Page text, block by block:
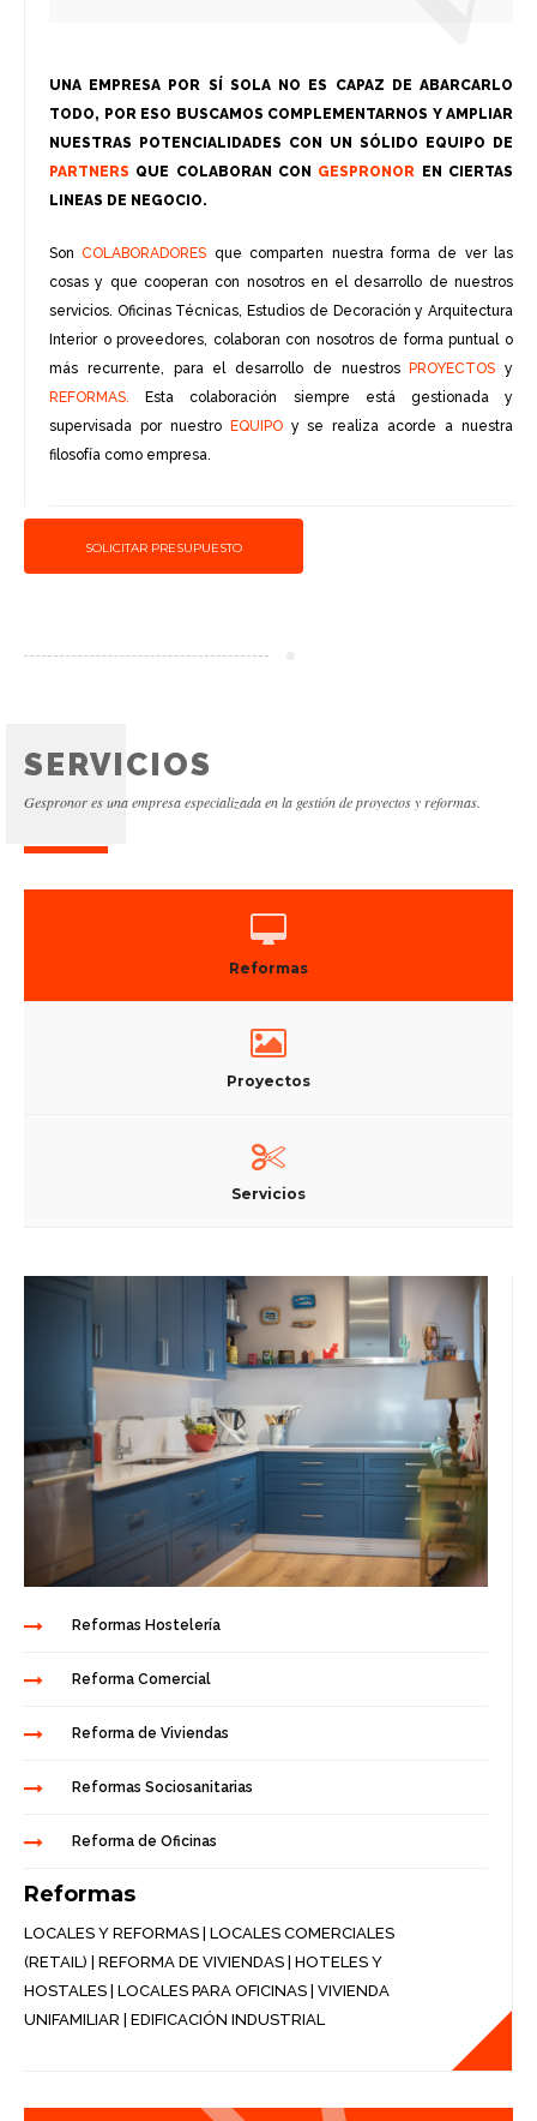
UNA EMPRESA POR SÍ SOLA NO ES CAPAZ DE ABARCARLO
TODO, POR ESO BUSCAMOS COMPLEMENTARNOS Y AMPLIAR
NUESTRAS POTENCIALIDADES CON UN SÓLIDO EQUIPO DE
PARTNERS QUE COLABORAN CON GESPRONOR EN CIERTAS
LINEAS DE NEGOCIO.
SonCOLABORADORES que comparten nuestra forma de ver las
cosas y que cooperan con nosotros en el desarrollo de nuestros
servicios. Oficinas Técnicas, Estudios de Decoración y Arquitectura
Interior o proveedores, colaboran con nosotros de forma puntual o
más recurrente, para el desarrollo de nuestros
PROYECTOS y
REFORMAS. Esta colaboración siempre está gestionada y
supervisada por nuestro
EQUIPOy se realiza acorde a nuestra
filosofía como empresa.
SOLICITAR PRESUPUESTO
SERVICIOS
Gespronor es una empresa especializada en la gestión de proyectos y reformas.
Reformas
Proyectos
Servicios
Reformas Hostelería
Reforma Comercial
Reforma de Viviendas
Reformas Sociosanitarias
Reforma de Oficinas
Reformas
LOCALES Y REFORMAS LOCALES COMERCIALES
(RETAIL)
REFORMA DE VIVIENDAS HOTELES Y
HOSTALES LOCALES PARA OFICINAS VIVIENDA
UNIFAMILIAR
EDIFICACIÓN INDUSTRIAL